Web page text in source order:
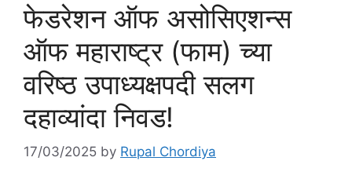
फेडरेशन ऑफ असोसिएशन्स
ऑफ महाराष्ट्र (फाम) च्या
वरिष्ठ उपाध्यक्षपदी सलग
दहाव्यांदा निवड!
17/03/2025 by Rupal Chordiya